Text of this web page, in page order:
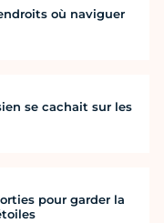
où naviguer
se cachait sur les
pour garder la